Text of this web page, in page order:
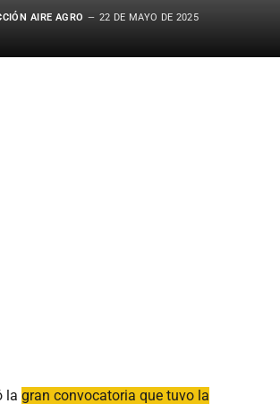
AIRE AGRO 22 DE MAYO DE 2025
la gran convocatoria que tuvo la